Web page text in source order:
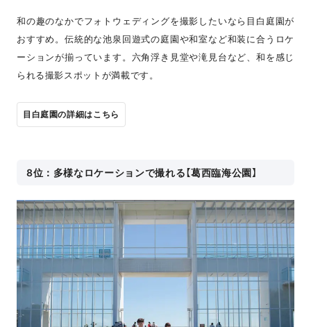
和の趣のなかでフォトウェディングを撮影したいなら目白庭園が
おすすめ。伝統的な池泉回遊式の庭園や和室など和装に合うロケ
ーションが揃っています。六角浮き見堂や滝見台など、和を感じ
られる撮影スポットが満載です。
目白庭園の詳細はこちら
8位：多様なロケーションで撮れる【葛西臨海公園】